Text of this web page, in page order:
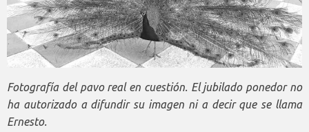
Fotografía del pavo real en cuestión. El jubilado ponedor no
ha autorizado a difundir su imagen ni a decir que se llama
Ernesto.